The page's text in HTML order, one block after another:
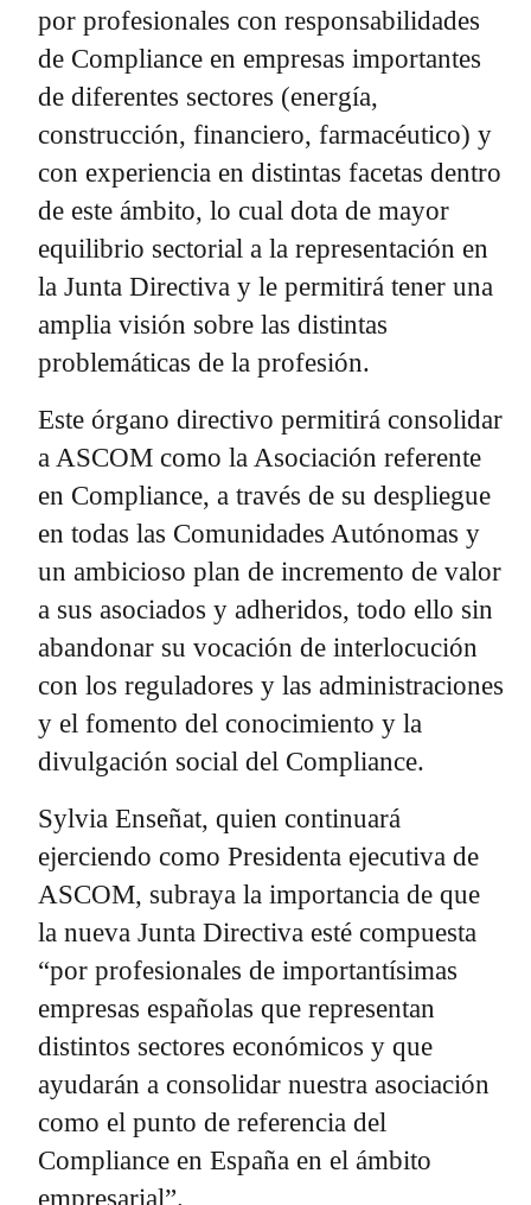
por profesionales con responsabilidades
de Compliance en empresas importantes
de diferentes sectores (energía,
construcción, financiero, farmacéutico) y
con experiencia en distintas facetas dentro
de este ámbito, lo cual dota de mayor
equilibrio sectorial a la representación en
la Junta Directiva y le permitirá tener una
amplia visión sobre las distintas
problemáticas de la profesión.
Este órgano directivo permitirá consolidar
a ASCOM como la Asociación referente
en Compliance, a través de su despliegue
en todas las Comunidades Autónomas y
un ambicioso plan de incremento de valor
a sus asociados y adheridos, todo ello sin
abandonar su vocación de interlocución
con los reguladores y las administraciones
y el fomento del conocimiento y la
divulgación social del Compliance.
Sylvia Enseñat, quien continuará
ejerciendo como Presidenta ejecutiva de
ASCOM, subraya la importancia de que
la nueva Junta Directiva esté compuesta
“por profesionales de importantísimas
empresas españolas que representan
distintos sectores económicos y que
ayudarán a consolidar nuestra asociación
como el punto de referencia del
Compliance en España en el ámbito
empresarial”.